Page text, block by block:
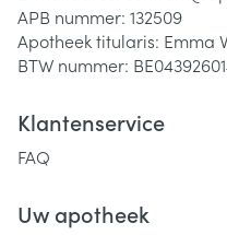
APB nummer: 132509
Apotheek titularis: Emma
BTW nummer:
Klantenservice
FAQ
Uw apotheek